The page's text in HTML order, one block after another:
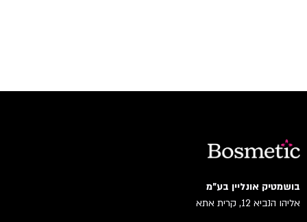
בושמטיק אונליין בע"מ
אליהו הנביא 12, קרית אתא